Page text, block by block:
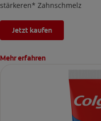
stärkeren* Zahnschmelz
Jetzt kaufen
Mehr erfahren